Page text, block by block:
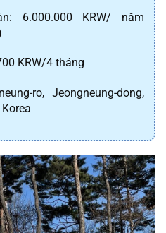
6.000.000 KRW/ năm
KRW/4 tháng
ro, Jeongneung-dong,